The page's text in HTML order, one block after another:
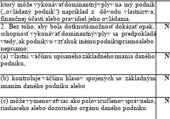
ktorý môže vykonávaťdominantnývplyv na iný podnik
(„ovládaný podnik“) napríklad z dôvodu vlastníctva,
finančnej účasti alebo pravidiel jeho ovládania.
2. Bez toho, aby bola dotknutámožnosťdokázaťopak,
schopnosťvykonávaťdominantnývplyv sa predpokladá
vtedy, ak podnikvo vzťahuk inémupodnikupriamoalebo
nepriamo:
N
(a) vlastní väčšinu upísanéhozákladnéhoimania daného
podniku,
N
(b) kontroluje väčšinu hlasov spojených so
základným
imaním daného podniku alebo
N
(c) môževymenovaťviac ako polovicučlenovsprávneho,
riadiaceho alebo dozorného orgánu daného podniku.
N